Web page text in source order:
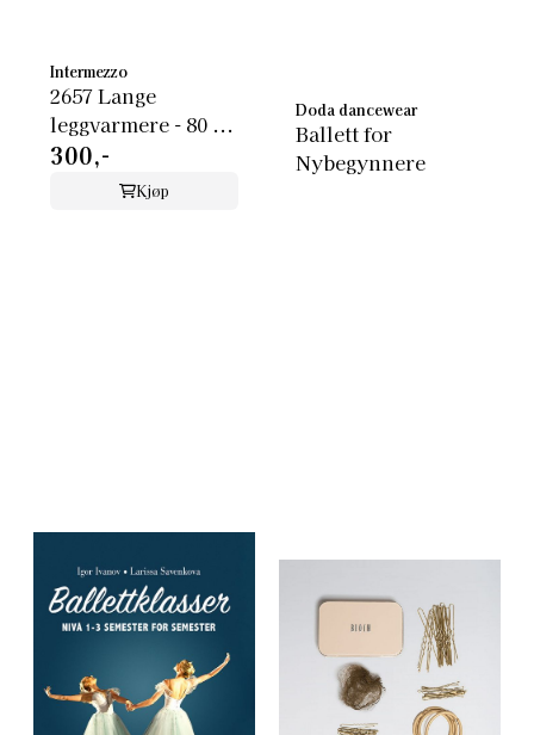
Intermezzo
2657 Lange
leggvarmere - 80 ...
300,-
Kjøp
Doda dancewear
Ballett for
Nybegynnere